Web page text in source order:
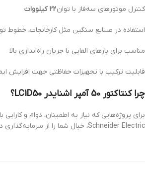
کنترل موتورهای سه‌فاز با توان
استفاده در صنایع سنگین مثل کارخانجات،
مناسب برای بارهای القایی با جریان راه‌اندازی بالا
قابلیت ترکیب با تجهیزات حفاظتی جهت افزایش
چرا کنتاکتور 50 آمپر اشنایدر LC1D50؟
برای پروژه‌هایی که نیاز به اطمینان، دوام و کارایی
Schneider Electric، خیال شما را از سرمایه‌گذاری در تجهیزات برق صنعتی راحت می‌کند.